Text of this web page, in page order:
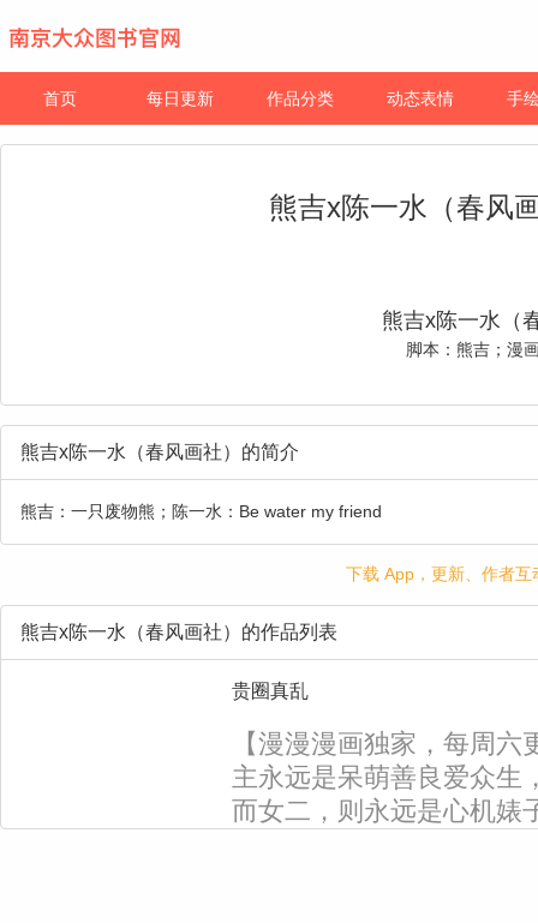
首页 每日更新 作品分类 动态表情 手
熊吉x陈一水（春风
熊吉x陈一水（
脚本：熊吉；漫
熊吉x陈一水（春风画社）的简介
熊吉：一只废物熊；陈一水：Be water my friend
下载 App，更新、作者
熊吉x陈一水（春风画社）的作品列表
贵圈真乱
【漫漫漫画独家，每周
主永远是呆萌善良爱众生
而女二，则永远是心机婊